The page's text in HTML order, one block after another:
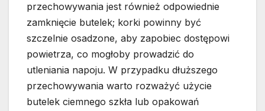
przechowywania jest również odpowiednie
zamknięcie butelek; korki powinny być
szczelnie osadzone, aby zapobiec dostępowi
powietrza, co mogłoby prowadzić do
utleniania napoju. W przypadku dłuższego
przechowywania warto rozważyć użycie
butelek ciemnego szkła lub opakowań